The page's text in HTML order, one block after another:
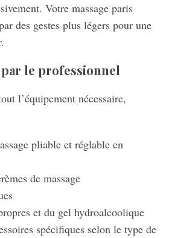
Votre massage paris
des gestes plus légers pour une
le professionnel
l’équipement nécessaire,
pliable et réglable en
de massage
et du gel hydroalcoolique
spécifiques selon le type de